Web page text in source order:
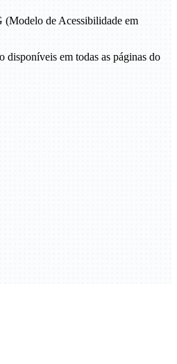
(Modelo de Acessibilidade em
disponíveis em todas as páginas do